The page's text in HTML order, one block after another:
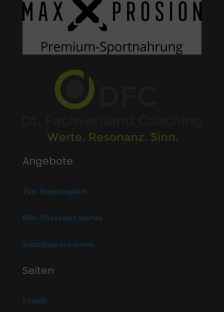
Angebote
Zum Hypnosepaket
Mini-Stresskurs starten
Selbsthypnose lernen
Seiten
Kontakt